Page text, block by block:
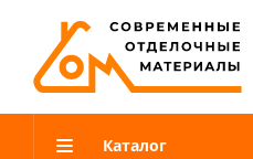
Каталог